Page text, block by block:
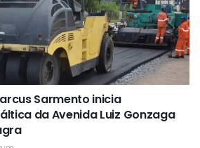
Sarmento inicia
da Avenida Luiz Gonzaga